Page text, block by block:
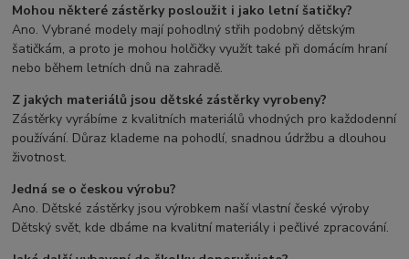
Mohou některé zástěrky posloužit i jako letní šatičky?
Ano. Vybrané modely mají pohodlný střih podobný dětským
šatičkám, a proto je mohou holčičky využít také při domácím hraní
nebo během letních dnů na zahradě.
Z jakých materiálů jsou dětské zástěrky vyrobeny?
Zástěrky vyrábíme z kvalitních materiálů vhodných pro každodenní
používání. Důraz klademe na pohodlí, snadnou údržbu a dlouhou
životnost.
Jedná se o českou výrobu?
Ano. Dětské zástěrky jsou výrobkem naší vlastní české výroby
Dětský svět, kde dbáme na kvalitní materiály i pečlivé zpracování.